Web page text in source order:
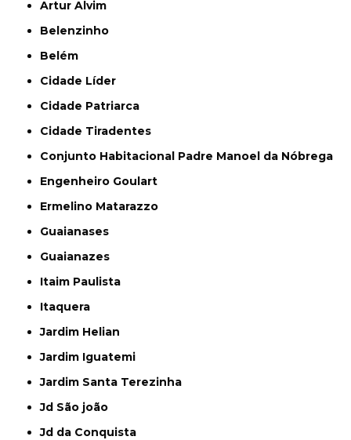
Artur Alvim
Belenzinho
Belém
Cidade Líder
Cidade Patriarca
Cidade Tiradentes
Conjunto Habitacional Padre Manoel da Nóbrega
Engenheiro Goulart
Ermelino Matarazzo
Guaianases
Guaianazes
Itaim Paulista
Itaquera
Jardim Helian
Jardim Iguatemi
Jardim Santa Terezinha
Jd São joão
Jd da Conquista